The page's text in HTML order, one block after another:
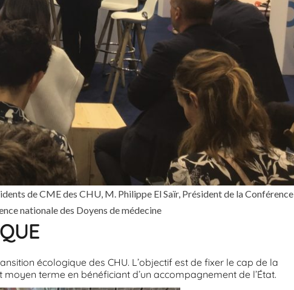
de CME des CHU, M. Philippe El Saïr, Président de la Conférence
nationale des Doyens de médecine
écologique des CHU. L’objectif est de fixer le cap de la
terme en bénéficiant d’un accompagnement de l’État.